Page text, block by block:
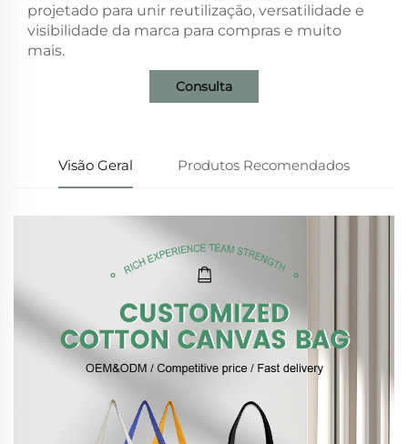
projetado para unir reutilização, versatilidade e
visibilidade da marca para compras e muito
mais.
Consulta
Visão Geral Produtos Recomendados